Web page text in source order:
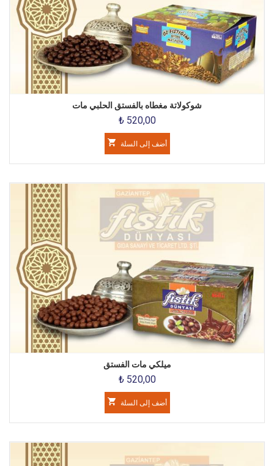
شوكولاتة مغطاه بالفستق الحلبي مات
₺ 520,00
أضف إلى السلة
ميلكي مات الفستق
₺ 520,00
أضف إلى السلة